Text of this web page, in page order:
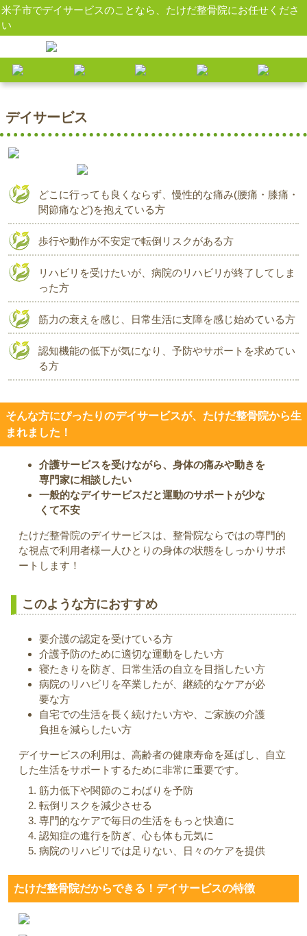
米子市でデイサービスのことなら、たけだ整骨院にお任せくださ
い
米子市｜たけだ整骨院 お悩み別メニュー > デイサービス
デイサービス
どこに行っても良くならず、慢性的な痛み(腰痛・膝痛・
関節痛など)を抱えている方
歩行や動作が不安定で転倒リスクがある方
リハビリを受けたいが、病院のリハビリが終了してしま
った方
筋力の衰えを感じ、日常生活に支障を感じ始めている方
認知機能の低下が気になり、予防やサポートを求めてい
る方
そんな方にぴったりのデイサービスが、たけだ整骨院から生
まれました！
介護サービスを受けながら、身体の痛みや動きを
専門家に相談したい
一般的なデイサービスだと運動のサポートが少な
くて不安
たけだ整骨院のデイサービスは、整骨院ならではの専門的
な視点で利用者様一人ひとりの身体の状態をしっかりサポ
ートします！
このような方におすすめ
要介護の認定を受けている方
介護予防のために適切な運動をしたい方
寝たきりを防ぎ、日常生活の自立を目指したい方
病院のリハビリを卒業したが、継続的なケアが必
要な方
自宅での生活を長く続けたい方や、ご家族の介護
負担を減らしたい方
デイサービスの利用は、高齢者の健康寿命を延ばし、自立
した生活をサポートするために非常に重要です。
筋力低下や関節のこわばりを予防
転倒リスクを減少させる
専門的なケアで毎日の生活をもっと快適に
認知症の進行を防ぎ、心も体も元気に
病院のリハビリでは足りない、日々のケアを提供
たけだ整骨院だからできる！デイサービスの特徴